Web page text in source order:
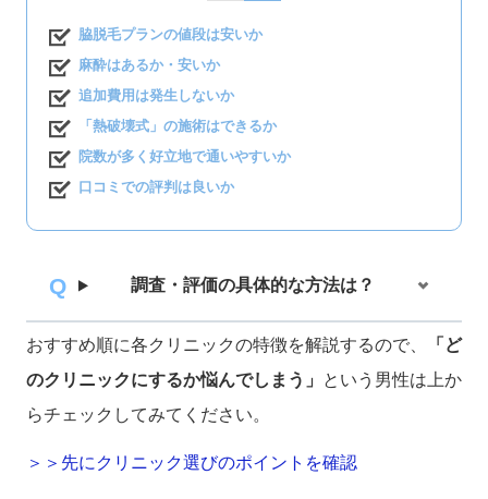
脇脱毛プランの値段は安いか
麻酔はあるか・安いか
追加費用は発生しないか
「熱破壊式」の施術はできるか
院数が多く好立地で通いやすいか
口コミでの評判は良いか
調査・評価の具体的な方法は？
おすすめ順に各クリニックの特徴を解説するので、
「ど
のクリニックにするか悩んでしまう」
という男性は上か
らチェックしてみてください。
＞＞先にクリニック選びのポイントを確認